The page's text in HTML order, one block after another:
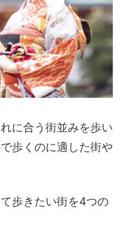
に合う街並みを歩い
歩くのに適した街や
歩きたい街を4つの